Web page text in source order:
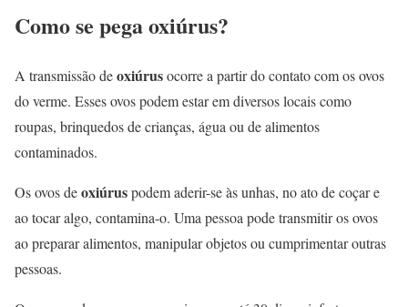
Como se pega oxiúrus?
A transmissão deoxiúrusocorre a partir do contato com os ovos
do verme. Esses ovos podem estar em diversos locais como
roupas, brinquedos de crianças, água ou de alimentos
contaminados.
Os ovos deoxiúruspodem aderir-se às unhas, no ato de coçar e
ao tocar algo, contamina-o. Uma pessoa pode transmitir os ovos
ao preparar alimentos, manipular objetos ou cumprimentar outras
pessoas.